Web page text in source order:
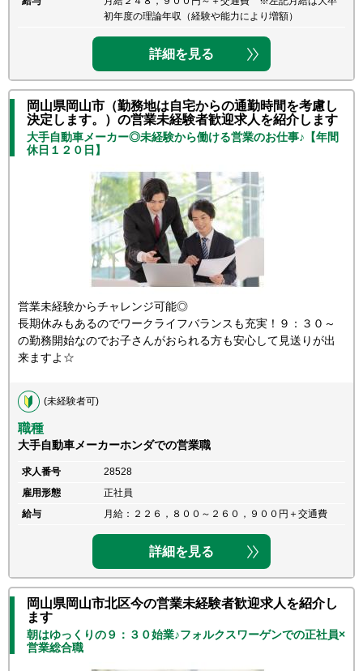
初年度の理論年収（経験や能力により増額）
詳細を見る
岡山県岡山市（勤務地は自宅からの通勤時間を考慮し
決定します。）の営業未経験者歓迎求人を紹介します
大手自動車メーカー◎未経験から働ける営業のお仕事♪【年間
休日１２０日】
営業未経験からチャレンジ可能◎
長期休みもあるのでワークライフバランスも充実！９：３０～
の勤務開始なのでお子さんがおられる方も安心して見送りが出
来ますよ☆
(未経験者可)
職種
大手自動車メーカーホンダでの営業職
求人番号
28528
雇用形態
正社員
給与
月給：２２６，８００～２６０，９００円＋交通費
詳細を見る
岡山県岡山市北区今の営業未経験者歓迎求人を紹介し
ます
朝はゆっくりの９：３０始業♪フォルクスワーゲンでの正社員×
営業総合職